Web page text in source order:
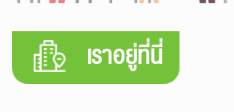
เราอยู่ที่นี่